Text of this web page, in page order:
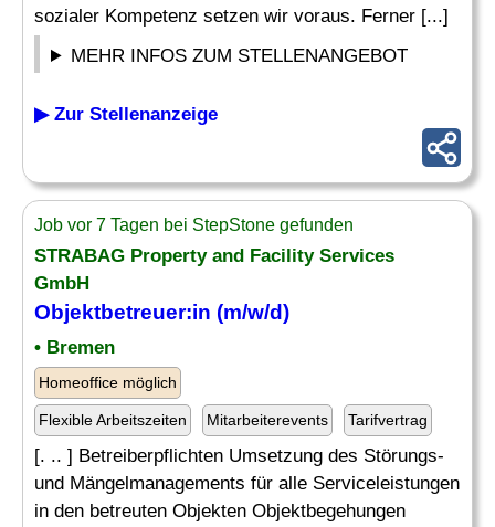
sozialer Kompetenz setzen wir voraus. Ferner [...]
MEHR INFOS ZUM STELLENANGEBOT
▶ Zur Stellenanzeige
Job vor 7 Tagen bei StepStone gefunden
STRABAG Property and Facility Services
GmbH
Objektbetreuer:in (m/w/d)
• Bremen
Homeoffice möglich
Flexible Arbeitszeiten Mitarbeiterevents Tarifvertrag
[. .. ] Betreiberpflichten Umsetzung des Störungs-
und Mängelmanagements für alle Serviceleistungen
in den betreuten Objekten Objektbegehungen